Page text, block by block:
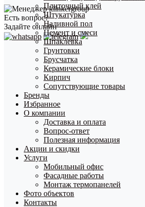
Есть вопрос?
Задайте онлайн
Плиточный клей
Штукатурка
Наливной пол
Цемент и смеси
Шпаклевка
Грунтовки
Брусчатка
Керамические блоки
Кирпич
Сопутствующие товары
Бренды
Избранное
О компании
Доставка и оплата
Вопрос-ответ
Полезная информация
Акции и скидки
Услуги
Мобильный офис
Фасадные работы
Монтаж термопанелей
Фото объектов
Контакты